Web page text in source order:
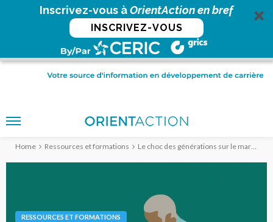
Inscrivez-vous àOrientAction en bref
INSCRIVEZ-VOUS
Home Ressources et formations Le choc des générations sur le marché du travail : 7 articles sur le sujet
RESSOURCES ET FORMATIONS